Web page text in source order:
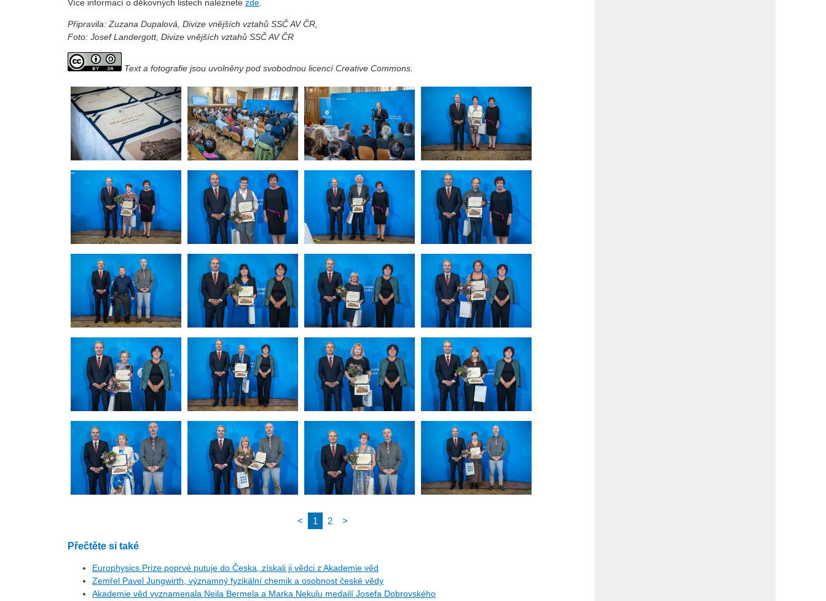
Více informací o děkovných listech naleznete zde.
Připravila: Zuzana Dupalová, Divize vnějších vztahů SSČ AV ČR,
Foto: Josef Landergott, Divize vnějších vztahů SSČ AV ČR
Text a fotografie jsou uvolněny pod svobodnou licencí Creative Commons.
< 1 2 >
Přečtěte si také
Europhysics Prize poprvé putuje do Česka, získali ji vědci z Akademie věd
Zemřel Pavel Jungwirth, významný fyzikální chemik a osobnost české vědy
Akademie věd vyznamenala Neila Bermela a Marka Nekulu medailí Josefa Dobrovského